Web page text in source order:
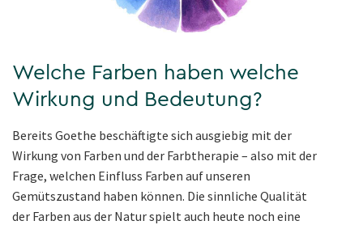
Welche Farben haben welche
Wirkung und Bedeutung?
Bereits Goethe beschäftigte sich ausgiebig mit der
Wirkung von Farben und der Farbtherapie – also mit der
Frage, welchen Einfluss Farben auf unseren
Gemütszustand haben können. Die sinnliche Qualität
der Farben aus der Natur spielt auch heute noch eine